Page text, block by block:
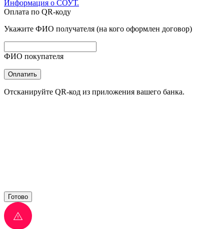
Информация о СОУТ.
Оплата по QR-коду
Укажите ФИО получателя (на кого оформлен договор)
ФИО покупателя
Оплатить
Отсканируйте QR-код из приложения вашего банка.
Готово